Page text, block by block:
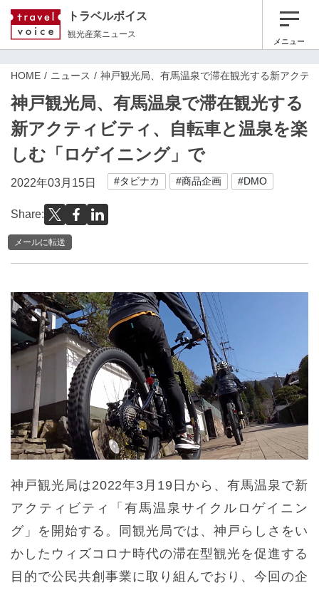
トラベルボイス
観光産業ニュース
メニュー
HOME ニュース 神戸観光局、有馬温泉で滞在観光する新アクテ
神戸観光局、有馬温泉で滞在観光する
新アクティビティ、自転車と温泉を楽
しむ「ロゲイニング」で
2022年03月15日 #タビナカ #商品企画 #DMO
Share:
メールに転送
神戸観光局は2022年3月19日から、有馬温泉で新
アクティビティ「有馬温泉サイクルロゲイニン
グ」を開始する。同観光局では、神戸らしさをい
かしたウィズコロナ時代の滞在型観光を促進する
目的で公民共創事業に取り組んでおり、今回の企